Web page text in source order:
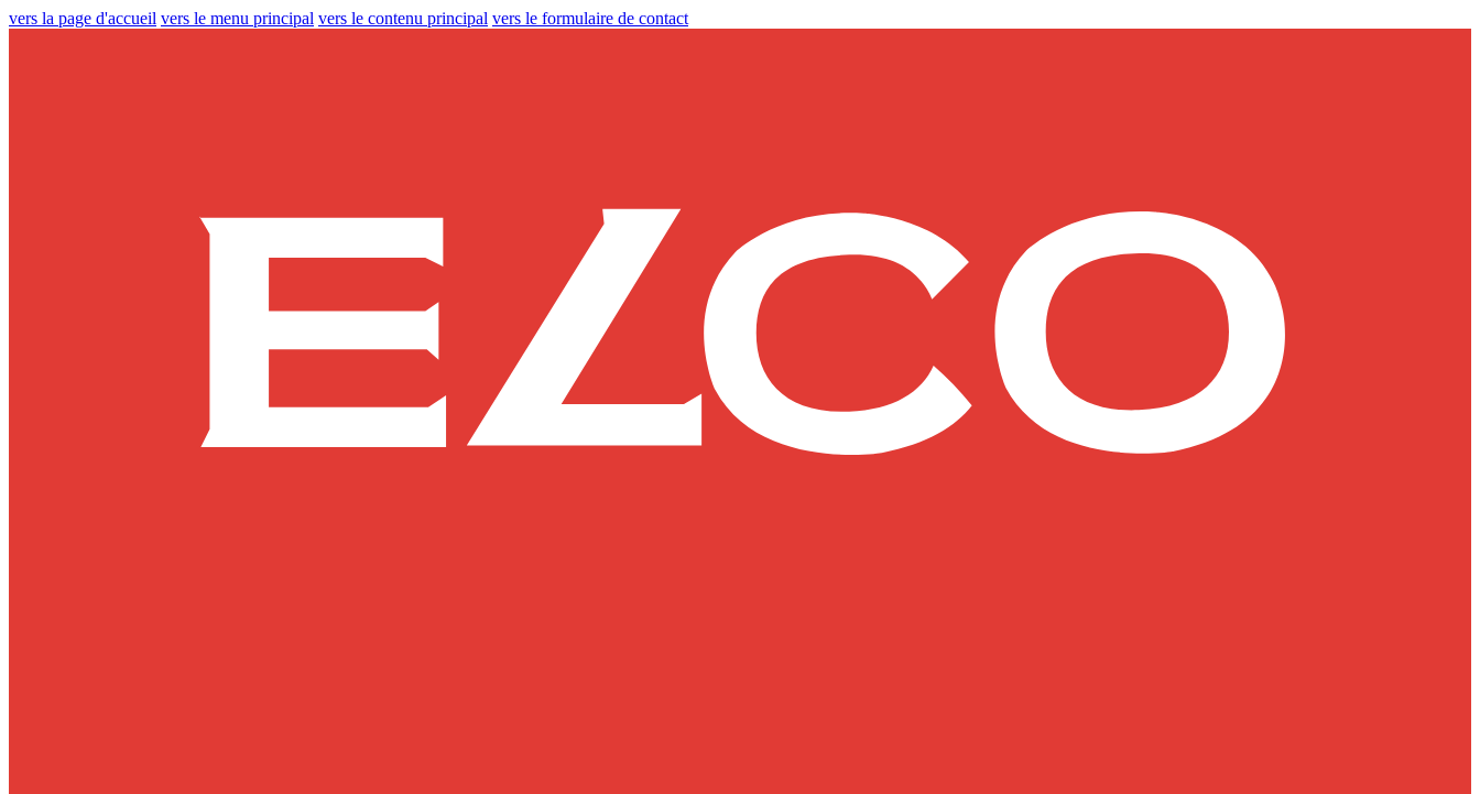
vers la page d'accueil vers le menu principal vers le contenu principal vers le formulaire de contact